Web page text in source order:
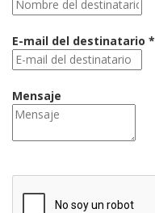
E-mail del destinatario *
Mensaje